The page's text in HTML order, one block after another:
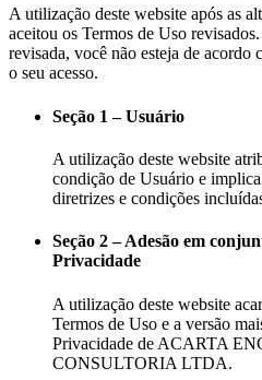
A utilização deste website após as
aceitou os Termos de Uso
revisada, você não esteja de acordo
o seu acesso.
Seção 1 – Usuário
A utilização deste website
condição de Usuário e
diretrizes e condições
Seção 2 – Adesão em
Privacidade
A utilização deste website
Termos de Uso e a versão
Privacidade de ACARTA
CONSULTORIA LTDA.